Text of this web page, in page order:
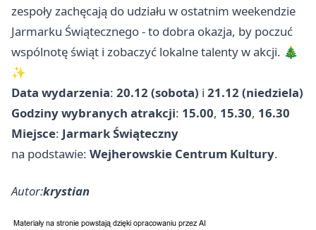
zespoły zachęcają do udziału w ostatnim weekendzie
Jarmarku Świątecznego - to dobra okazja, by poczuć
wspólnotę świąt i zobaczyć lokalne talenty w akcji. 🎄
✨
Data wydarzenia: 20.12 (sobota) i 21.12 (niedziela)
Godziny wybranych atrakcji: 15.00, 15.30, 16.30
Miejsce: Jarmark Świąteczny
na podstawie: Wejherowskie Centrum Kultury.
Autor:krystian